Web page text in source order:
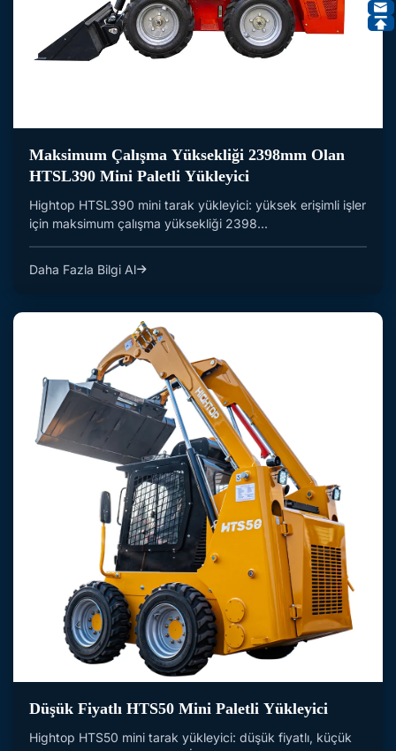
Maksimum Çalışma Yüksekliği 2398mm Olan
HTSL390 Mini Paletli Yükleyici
Hightop HTSL390 mini tarak yükleyici: yüksek erişimli işler
için maksimum çalışma yüksekliği 2398...
Daha Fazla Bilgi Al
Düşük Fiyatlı HTS50 Mini Paletli Yükleyici
Hightop HTS50 mini tarak yükleyici: düşük fiyatlı, küçük